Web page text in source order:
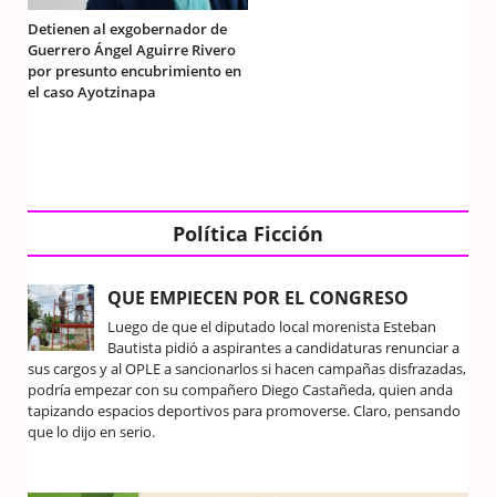
Detienen al exgobernador de
Guerrero Ángel Aguirre Rivero
por presunto encubrimiento en
el caso Ayotzinapa
Política Ficción
QUE EMPIECEN POR EL CONGRESO
Luego de que el diputado local morenista Esteban
Bautista pidió a aspirantes a candidaturas renunciar a
sus cargos y al OPLE a sancionarlos si hacen campañas disfrazadas,
podría empezar con su compañero Diego Castañeda, quien anda
tapizando espacios deportivos para promoverse. Claro, pensando
que lo dijo en serio.